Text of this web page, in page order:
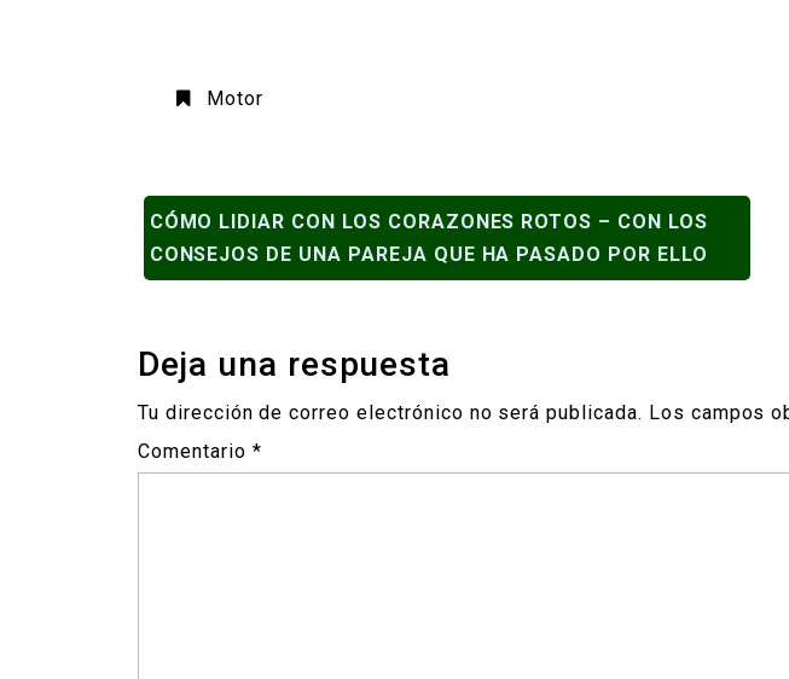
Motor
NAVEGACIÓN
DE
ENTRADAS
CÓMO LIDIAR CON LOS CORAZONES ROTOS – CON LOS
CONSEJOS DE UNA PAREJA QUE HA PASADO POR ELLO
Deja una respuesta
Tu dirección de correo electrónico no será publicada. Los campos
Comentario *